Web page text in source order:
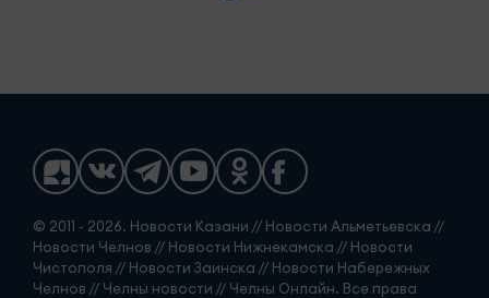
© 2011 - 2026. Новости Казани // Новости Альметьевска //
Новости Челнов // Новости Нижнекамска // Новости
Чистополя // Новости Заинска // Новости Набережных
Челнов // Челны новости // Челны Онлайн. Все права